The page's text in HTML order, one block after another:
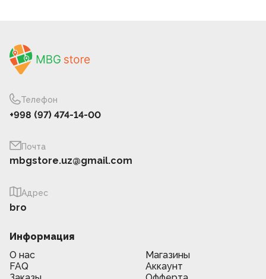
Телефон
+998 (97) 474-14-00
Почта
mbgstore.uz@gmail.com
Адрес
bro
Информация
О нас
Магазины
FAQ
Аккаунт